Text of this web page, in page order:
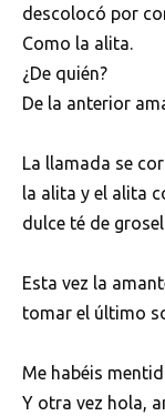
descolocó por
Como la alita.
¿De quién?
De la anterior
La llamada se
la alita y el alita
dulce té de
Esta vez la
tomar el último
Me habéis
Y otra vez hola,